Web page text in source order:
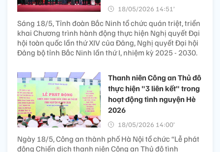
18/05/2026 14:51’
Sáng 18/5, Tỉnh đoàn Bắc Ninh tổ chức quán triệt, triển
khai Chương trình hành động thực hiện Nghị quyết Đại
hội toàn quốc lần thứ XIV của Đảng, Nghị quyết Đại hội
Đảng bộ tỉnh Bắc Ninh lần thứ I, nhiệm kỳ 2025 - 2030.
Thanh niên Công an Thủ đô
thực hiện "3 liên kết" trong
hoạt động tình nguyện Hè
2026
18/05/2026 14:00’
Ngày 18/5, Công an thành phố Hà Nội tổ chức “Lễ phát
động Chiến dịch thanh niên Công an Thủ đô tình